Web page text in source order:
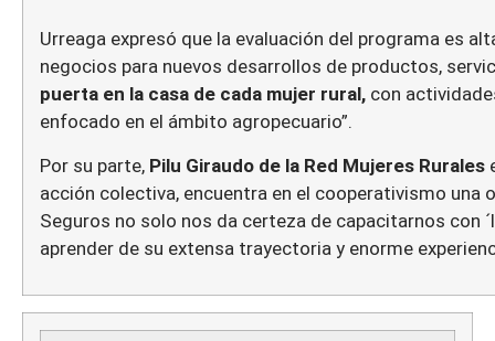
Urreaga expresó que la evaluación del programa es
negocios para nuevos desarrollos de productos,
puerta en la casa de cada mujer rural, con
enfocado en el ámbito agropecuario”.
Por su parte, Pilu Giraudo de la Red Mujeres Rurales
acción colectiva, encuentra en el cooperativismo una
Seguros no solo nos da certeza de capacitarnos con
aprender de su extensa trayectoria y enorme